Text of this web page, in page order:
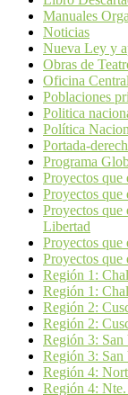
Manuales
Noticias
Nueva Ley y
Obras de
Oficina
Poblaciones
Politica
Política
Portada-
Programa
Proyectos que
Proyectos que
Proyectos que
Libertad
Proyectos que
Proyectos que
Región 1:
Región 1:
Región 2:
Región 2:
Región 3: San
Región 3:
Región 4:
Región 4: